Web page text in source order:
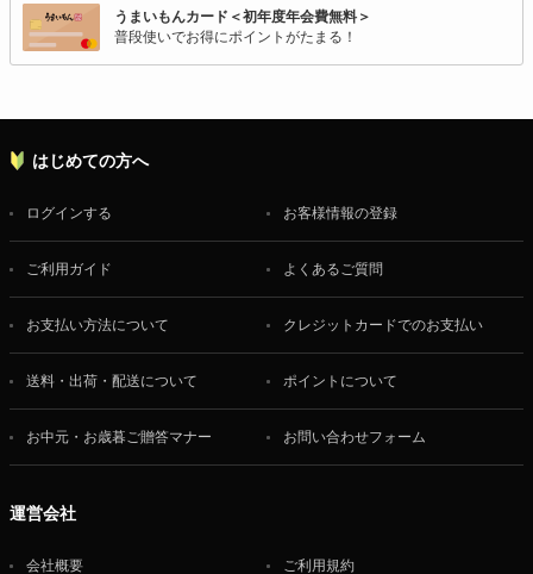
うまいもんカード＜初年度年会費無料＞
普段使いでお得にポイントがたまる！
はじめての方へ
ログインする お客様情報の登録
ご利用ガイド よくあるご質問
お支払い方法について クレジットカードでのお支払い
送料・出荷・配送について ポイントについて
お中元・お歳暮ご贈答マナー お問い合わせフォーム
運営会社
会社概要 ご利用規約